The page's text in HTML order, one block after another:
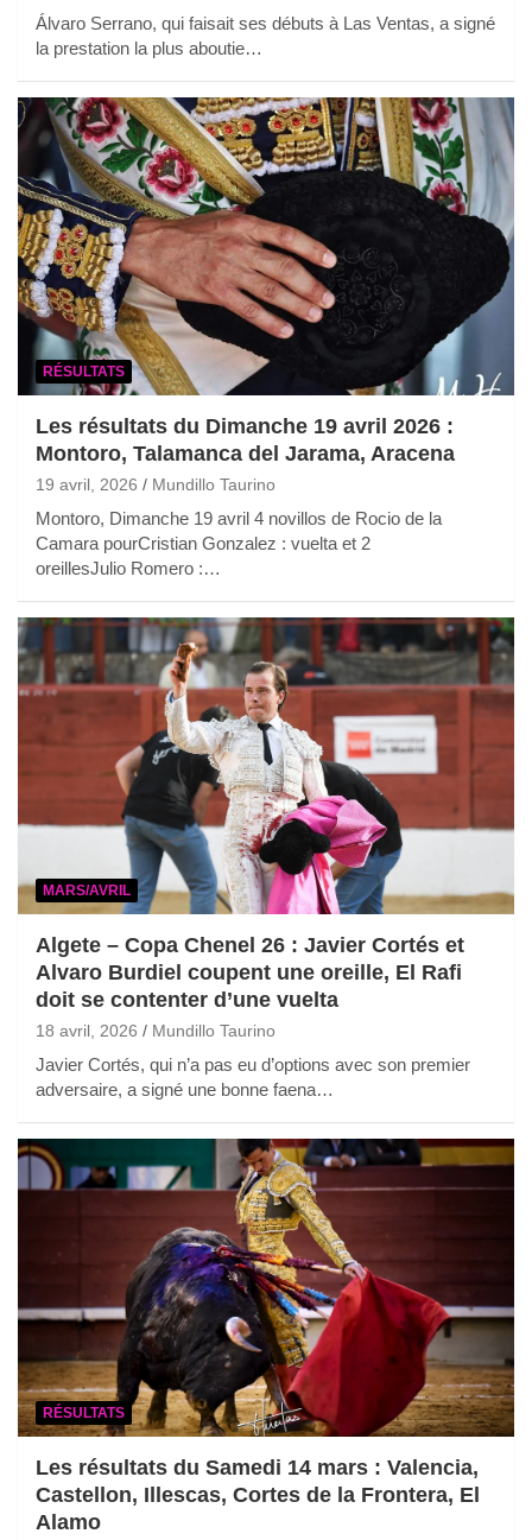
Álvaro Serrano, qui faisait ses débuts à Las Ventas, a signé
la prestation la plus aboutie…
RÉSULTATS
Les résultats du Dimanche 19 avril 2026 :
Montoro, Talamanca del Jarama, Aracena
19 avril, 2026 Mundillo Taurino
Montoro, Dimanche 19 avril 4 novillos de Rocio de la
Camara pourCristian Gonzalez : vuelta et 2
oreillesJulio Romero :…
MARS/AVRIL
Algete – Copa Chenel 26 : Javier Cortés et
Alvaro Burdiel coupent une oreille, El Rafi
doit se contenter d’une vuelta
18 avril, 2026 Mundillo Taurino
Javier Cortés, qui n’a pas eu d’options avec son premier
adversaire, a signé une bonne faena…
RÉSULTATS
Les résultats du Samedi 14 mars : Valencia,
Castellon, Illescas, Cortes de la Frontera, El
Alamo